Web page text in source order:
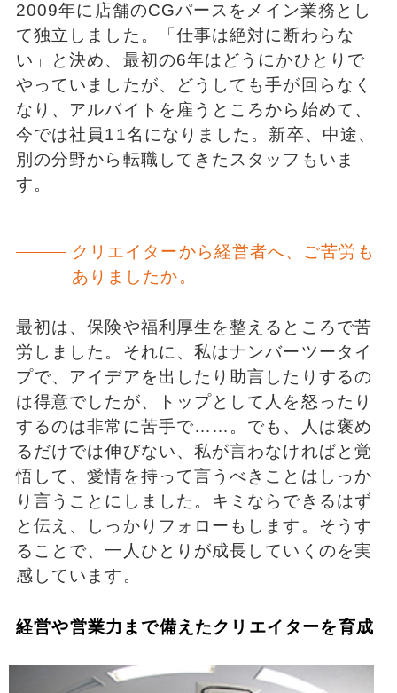
2009年に店舗のCGパースをメイン業務とし
て独立しました。「仕事は絶対に断わらな
い」と決め、最初の6年はどうにかひとりで
やっていましたが、どうしても手が回らなく
なり、アルバイトを雇うところから始めて、
今では社員11名になりました。新卒、中途、
別の分野から転職してきたスタッフもいま
す。
クリエイターから経営者へ、ご苦労も
ありましたか。
最初は、保険や福利厚生を整えるところで苦
労しました。それに、私はナンバーツータイ
プで、アイデアを出したり助言したりするの
は得意でしたが、トップとして人を怒ったり
するのは非常に苦手で……。でも、人は褒め
るだけでは伸びない、私が言わなければと覚
悟して、愛情を持って言うべきことはしっか
り言うことにしました。キミならできるはず
と伝え、しっかりフォローもします。そうす
ることで、一人ひとりが成長していくのを実
感しています。
経営や営業力まで備えたクリエイターを育成